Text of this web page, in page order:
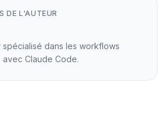
DE L'AUTEUR
spécialisé dans les workflows
avec Claude Code.